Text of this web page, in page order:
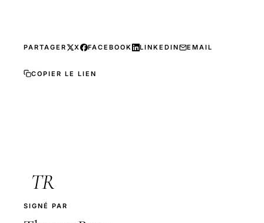
PARTAGER X FACEBOOK LINKEDIN EMAIL
COPIER LE LIEN
TR
SIGNÉ PAR